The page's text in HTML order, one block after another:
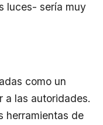
luces- sería muy
como un
a las autoridades.
herramientas de